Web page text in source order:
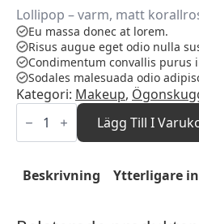
Lollipop – varm, matt
Eu massa donec at lorem.
Risus augue eget odio nulla
Condimentum convallis purus
Sodales malesuada odio
Kategori: Makeup,
Eyeshadow
Collection
mängd
Lägg Till I
Beskrivning Ytterligare